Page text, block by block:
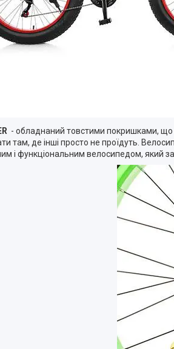
- обладнаний товстими покришками, що
там, де інші просто не проїдуть.
і функціональним велосипедом, який